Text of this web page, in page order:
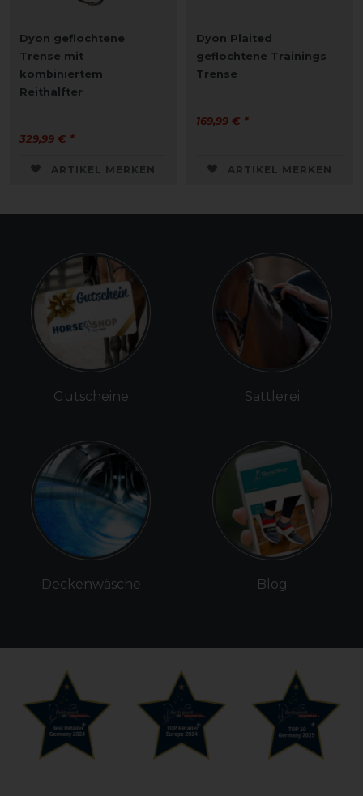
Dyon geflochtene
Trense mit
kombiniertem
Reithalfter
329,99 € *
ARTIKEL MERKEN
Dyon Plaited
geflochtene Trainings
Trense
169,99 € *
ARTIKEL MERKEN
Gutscheine
Deckenwäsche
Sattlerei
Blog